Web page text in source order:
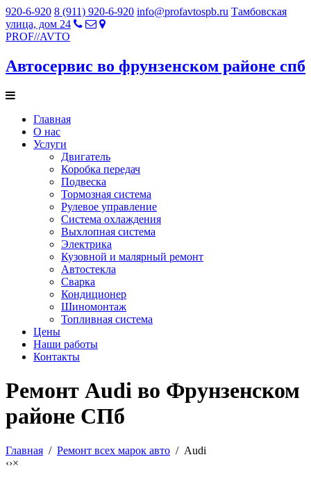
920-6-920 8 (911) 920-6-920 info@profavtospb.ru Тамбовская
улица, дом 24
PROF//AVTO
Автосервис во фрунзенском районе спб
Главная
О нас
Услуги
Двигатель
Коробка передач
Подвеска
Тормозная система
Рулевое управление
Система охлаждения
Выхлопная система
Электрика
Кузовной и малярный ремонт
Автостекла
Сварка
Кондиционер
Шиномонтаж
Топливная система
Цены
Наши работы
Контакты
Ремонт Audi во Фрунзенском
районе СПб
Главная / Ремонт всех марок авто / Audi
‹›×